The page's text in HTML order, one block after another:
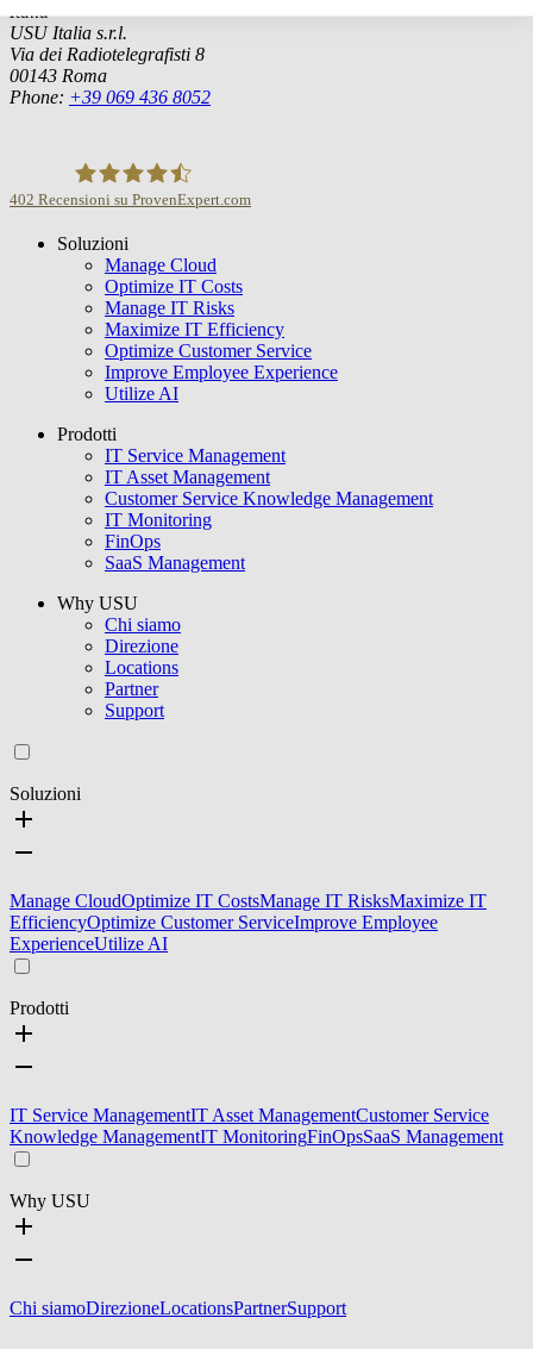
Italia
USU Italia s.r.l.
Via dei Radiotelegrafisti 8
00143 Roma
Phone: +39 069 436 8052
USU GmbH
402 Recensioni su ProvenExpert.com
Soluzioni
Manage Cloud
Optimize IT Costs
Manage IT Risks
Maximize IT Efficiency
Optimize Customer Service
Improve Employee Experience
Utilize AI
Prodotti
IT Service Management
IT Asset Management
Customer Service Knowledge Management
IT Monitoring
FinOps
SaaS Management
Why USU
Chi siamo
Direzione
Locations
Partner
Support
Soluzioni
Manage CloudOptimize IT CostsManage IT RisksMaximize IT
EfficiencyOptimize Customer ServiceImprove Employee
ExperienceUtilize AI
Prodotti
IT Service ManagementIT Asset ManagementCustomer Service
Knowledge ManagementIT MonitoringFinOpsSaaS Management
Why USU
Chi siamoDirezioneLocationsPartnerSupport